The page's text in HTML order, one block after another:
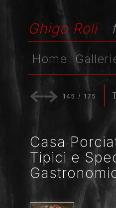
Ghigo Roli
Home
145 / 175
Casa
Tipici e